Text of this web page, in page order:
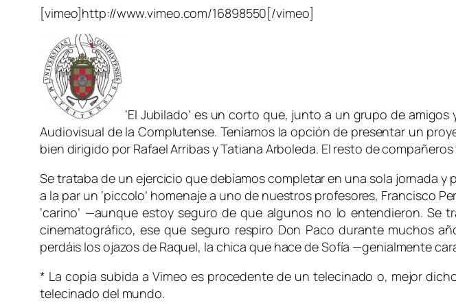
[vimeo]http://www.vimeo.com/16898550[/vimeo]
‘El Jubilado’ es un corto que, junto a un grupo de
Audiovisual de la Complutense. Teníamos la opción de presentar un
bien dirigido por Rafael Arribas y Tatiana Arboleda. El resto de
Se trataba de un ejercicio que debíamos completar en una sola jornada
a la par un ‘piccolo’ homenaje a uno de nuestros profesores, Francisco
‘carino’ —aunque estoy seguro de que algunos no lo entendieron.
cinematográfico, ese que seguro respiro Don Paco durante muchos
perdáis los ojazos de Raquel, la chica que hace de Sofía —genialmente
* La copia subida a Vimeo es procedente de un telecinado o, mejor
telecinado del mundo.